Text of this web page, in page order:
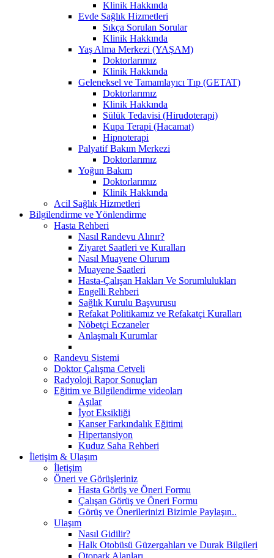
Klinik Hakkında
Evde Sağlık Hizmetleri
Sıkça Sorulan Sorular
Klinik Hakkında
Yaş Alma Merkezi (YAŞAM)
Doktorlarımız
Klinik Hakkında
Geleneksel ve Tamamlayıcı Tıp (GETAT)
Doktorlarımız
Klinik Hakkında
Sülük Tedavisi (Hirudoterapi)
Kupa Terapi (Hacamat)
Hipnoterapi
Palyatif Bakım Merkezi
Doktorlarımız
Yoğun Bakım
Doktorlarımız
Klinik Hakkında
Acil Sağlık Hizmetleri
Bilgilendirme ve Yönlendirme
Hasta Rehberi
Nasıl Randevu Alınır?
Ziyaret Saatleri ve Kuralları
Nasıl Muayene Olurum
Muayene Saatleri
Hasta-Çalışan Hakları Ve Sorumlulukları
Engelli Rehberi
Sağlık Kurulu Başvurusu
Refakat Politikamız ve Refakatçi Kuralları
Nöbetçi Eczaneler
Anlaşmalı Kurumlar
Randevu Sistemi
Doktor Çalışma Cetveli
Radyoloji Rapor Sonuçları
Eğitim ve Bilgilendirme videoları
Aşılar
İyot Eksikliği
Kanser Farkındalık Eğitimi
Hipertansiyon
Kuduz Saha Rehberi
İletişim & Ulaşım
İletişim
Öneri ve Görüşleriniz
Hasta Görüş ve Öneri Formu
Çalışan Görüş ve Öneri Formu
Görüş ve Önerilerinizi Bizimle Paylaşın..
Ulaşım
Nasıl Gidilir?
Halk Otobüsü Güzergahları ve Durak Bilgileri
Otopark Alanları